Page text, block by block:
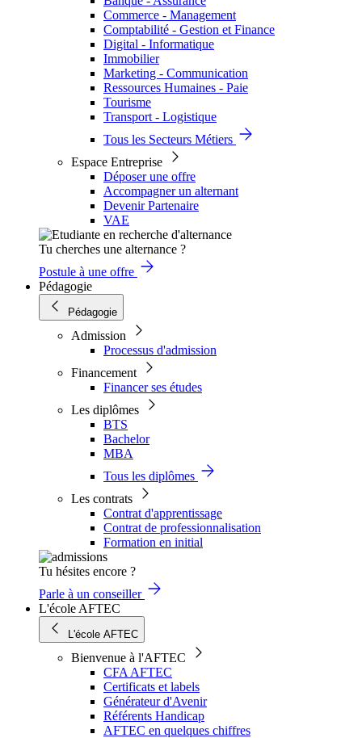
Commerce - Management
Comptabilité - Gestion et Finance
Digital - Informatique
Immobilier
Marketing - Communication
Ressources Humaines - Paie
Tourisme
Transport - Logistique
Tous les Secteurs Métiers
Espace Entreprise
Déposer une offre
Accompagner un alternant
Devenir Partenaire
VAE
Tu cherches une alternance ?
Postule à une offre
Pédagogie
Pédagogie
Admission
Processus d'admission
Financement
Financer ses études
Les diplômes
BTS
Bachelor
MBA
Tous les diplômes
Les contrats
Contrat d'apprentissage
Contrat de professionnalisation
Formation en initial
Tu hésites encore ?
Parle à un conseiller
L'école AFTEC
L'école AFTEC
Bienvenue à l'AFTEC
CFA AFTEC
Certificats et labels
Générateur d'Avenir
Référents Handicap
AFTEC en quelques chiffres